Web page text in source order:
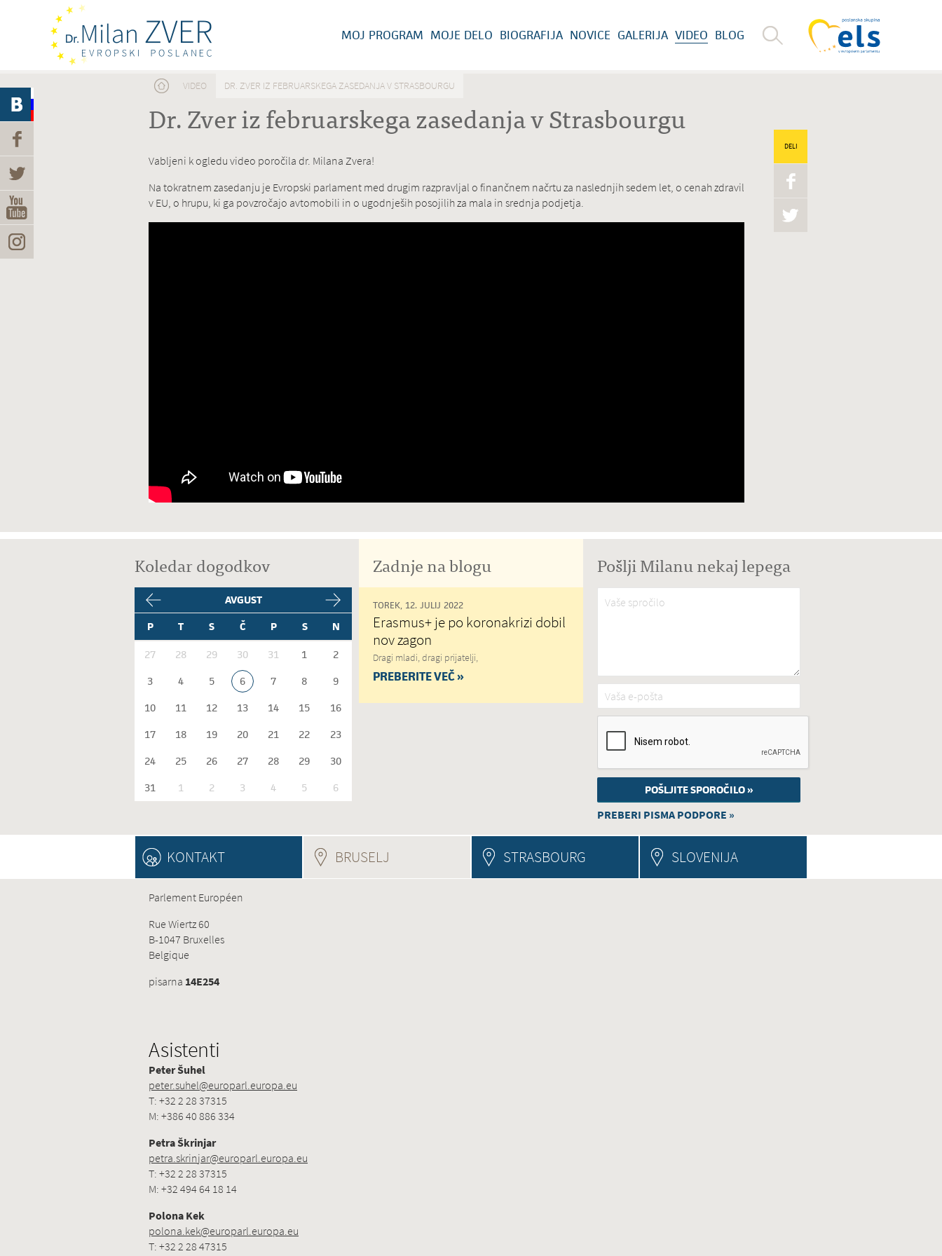
MOJ PROGRAM MOJE DELO BIOGRAFIJA NOVICE GALERIJA VIDEO BLOG
Nahajate se tukaj
VIDEO DR. ZVER IZ FEBRUARSKEGA ZASEDANJA V STRASBOURGU
Dr. Zver iz februarskega zasedanja v Strasbourgu
DELI
Vabljeni k ogledu video poročila dr. Milana Zvera!
Na tokratnem zasedanju je Evropski parlament med drugim razpravljal o finančnem načrtu za naslednjih sedem let, o cenah zdravil
v EU, o hrupu, ki ga povzročajo avtomobili in o ugodnješih posojilih za mala in srednja podjetja.
Koledar dogodkov
AVGUST
P
T S Č P S N
27 28 29 30 31 1
2
3
4 5 6 7 8
9
10
11 12 13 14 15
16
17
18 19 20 21 22
23
24
25 26 27 28 29
30
31
1 2 3 4 5 6
Zadnje na blogu
TOREK, 12. JULIJ 2022
Erasmus+ je po koronakrizi dobil
nov zagon
Dragi mladi, dragi prijatelji,
PREBERITE VEČ »
Pošlji Milanu nekaj lepega
Vaše spročilo*
Vaša e-pošta*
PREBERI PISMA PODPORE »
KONTAKT BRUSELJ STRASBOURG SLOVENIJA
Parlement Européen
Rue Wiertz 60
B-1047 Bruxelles
Belgique
pisarna 14E254
Asistenti
Peter Šuhel
peter.suhel@europarl.europa.eu
T: +32 2 28 37315
M: +386 40 886 334
Petra Škrinjar
petra.skrinjar@europarl.europa.eu
T: +32 2 28 37315
M: +32 494 64 18 14
Polona Kek
polona.kek@europarl.europa.eu
T: +32 2 28 47315